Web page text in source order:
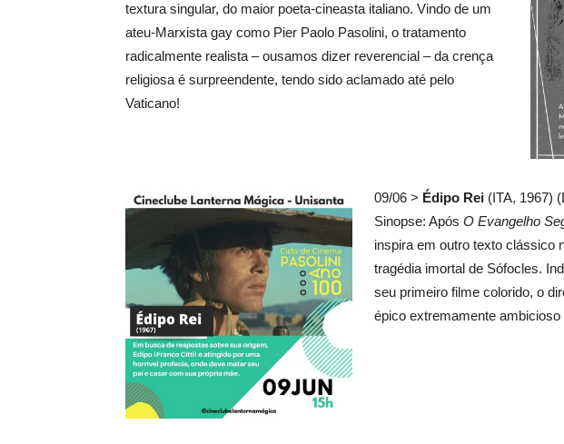
textura singular, do maior poeta-cineasta italiano. Vindo de um
ateu-Marxista gay como Pier Paolo Pasolini, o tratamento
radicalmente realista – ousamos dizer reverencial – da crença
religiosa é surpreendente, tendo sido aclamado até pelo
Vaticano!
09/06 > Édipo Rei (ITA, 1967)
Sinopse: Após O Evangelho
inspira em outro texto clássico
tragédia imortal de Sófocles.
seu primeiro filme colorido, o
épico extremamente